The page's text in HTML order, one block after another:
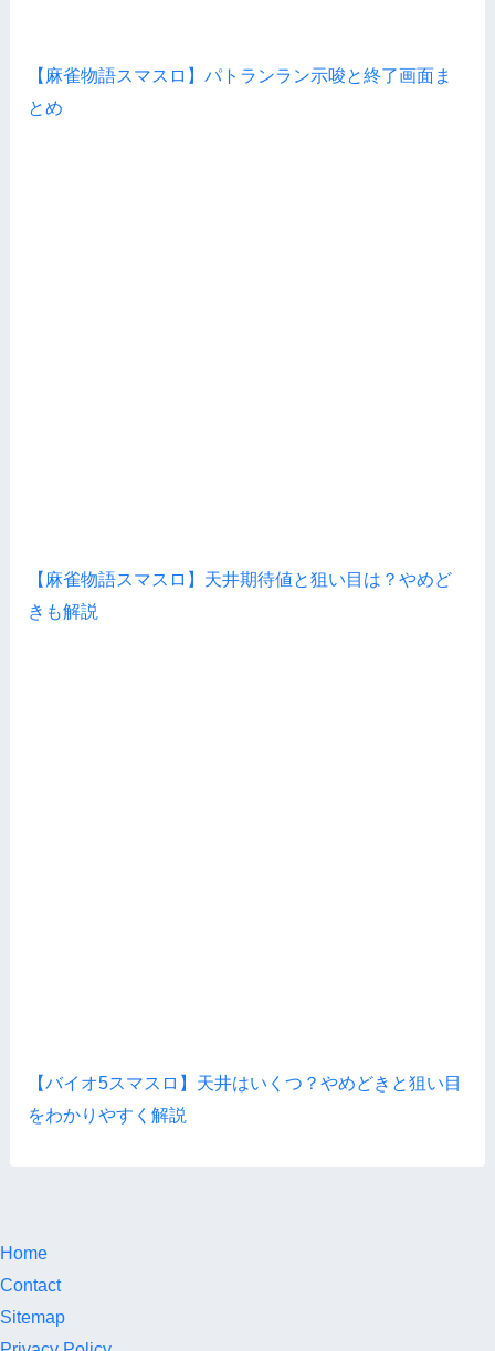
【麻雀物語スマスロ】パトランラン示唆と終了画面ま
とめ
【麻雀物語スマスロ】天井期待値と狙い目は？やめど
きも解説
【バイオ5スマスロ】天井はいくつ？やめどきと狙い目
をわかりやすく解説
Home
Contact
Sitemap